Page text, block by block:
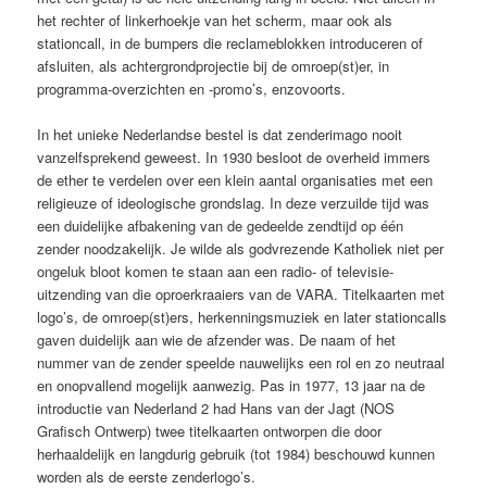
het rechter of linkerhoekje van het scherm, maar ook als
stationcall, in de bumpers die reclameblokken introduceren of
afsluiten, als achtergrondprojectie bij de omroep(st)er, in
programma-overzichten en -promo’s, enzovoorts.
In het unieke Nederlandse bestel is dat zenderimago nooit
vanzelfsprekend geweest. In 1930 besloot de overheid immers
de ether te verdelen over een klein aantal organisaties met een
religieuze of ideologische grondslag. In deze verzuilde tijd was
een duidelijke afbakening van de gedeelde zendtijd op één
zender noodzakelijk. Je wilde als godvrezende Katholiek niet per
ongeluk bloot komen te staan aan een radio- of televisie-
uitzending van die oproerkraaiers van de VARA. Titelkaarten met
logo’s, de omroep(st)ers, herkenningsmuziek en later stationcalls
gaven duidelijk aan wie de afzender was. De naam of het
nummer van de zender speelde nauwelijks een rol en zo neutraal
en onopvallend mogelijk aanwezig. Pas in 1977, 13 jaar na de
introductie van Nederland 2 had Hans van der Jagt (NOS
Grafisch Ontwerp) twee titelkaarten ontworpen die door
herhaaldelijk en langdurig gebruik (tot 1984) beschouwd kunnen
worden als de eerste zenderlogo’s.